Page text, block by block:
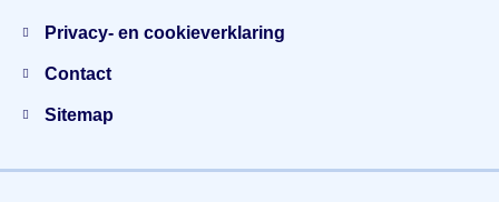
Privacy- en cookieverklaring
Contact
Sitemap